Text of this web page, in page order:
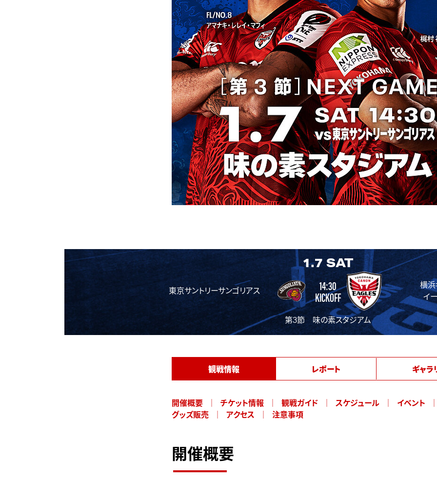
1.7 SAT
東京サントリーサンゴリアス 14:30
KICKOFF
横浜
イ
第3節 味の素スタジアム
観戦情報 レポート ギャラ
開催概要 チケット情報 観戦ガイド スケジュール
イベント
グッズ販売
アクセス 注意事項
開催概要